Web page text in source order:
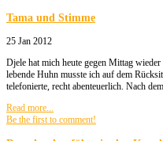
Tama und Stimme
25 Jan 2012
Djele hat mich heute gegen Mittag
lebende Huhn musste ich auf dem
telefonierte, recht abenteuerlich. Nach
Read more...
Be the first to comment!